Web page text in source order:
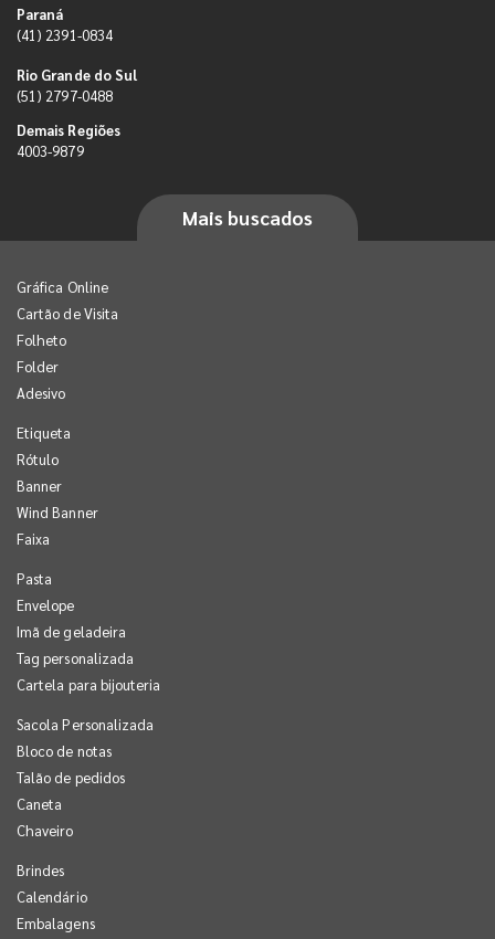
Paraná
(41) 2391-0834
Rio Grande do Sul
(51) 2797-0488
Demais Regiões
4003-9879
Mais buscados
Gráfica Online
Cartão de Visita
Folheto
Folder
Adesivo
Etiqueta
Rótulo
Banner
Wind Banner
Faixa
Pasta
Envelope
Imã de geladeira
Tag personalizada
Cartela para bijouteria
Sacola Personalizada
Bloco de notas
Talão de pedidos
Caneta
Chaveiro
Brindes
Calendário
Embalagens